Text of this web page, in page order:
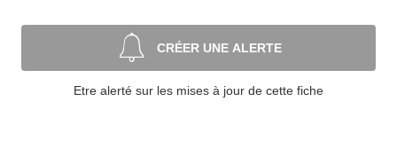
CRÉER UNE ALERTE
Etre alerté sur les mises à jour de cette fiche